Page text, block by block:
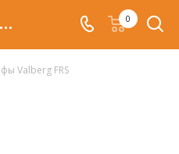
Сейфы Valberg FRS в Краснодаре, купить сейфы Valberg FRS по низкой цене, доставка сейфов 0
Valberg FRS